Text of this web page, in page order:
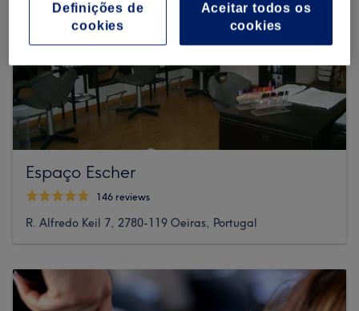
Espaço Escher
146 reviews
R. Alfredo Keil 7, 2780-119 Oeiras, Portugal
Aceitar todos os
cookies
Definições de
cookies